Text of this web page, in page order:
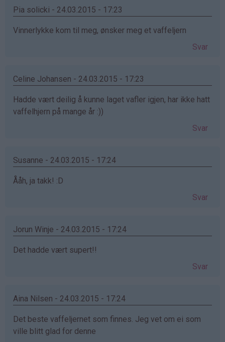
Pia solicki - 24.03.2015 - 17:23
Vinnerlykke kom til meg, ønsker meg et vaffeljern
Svar
Celine Johansen - 24.03.2015 - 17:23
Hadde vært deilig å kunne laget vafler igjen, har ikke hatt
vaffelhjern på mange år :))
Svar
Susanne - 24.03.2015 - 17:24
Ååh, ja takk! :D
Svar
Jorun Winje - 24.03.2015 - 17:24
Det hadde vært supert!!
Svar
Aina Nilsen - 24.03.2015 - 17:24
Det beste vaffeljernet som finnes. Jeg vet om ei som
ville blitt glad for denne